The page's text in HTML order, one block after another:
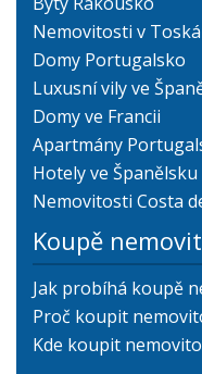
Nemovitosti v
Domy Portugalsko
Luxusní vily ve
Domy ve Francii
Apartmány
Hotely ve
Nemovitosti Costa
Koupě
Jak probíhá koupě
Proč koupit
Kde koupit